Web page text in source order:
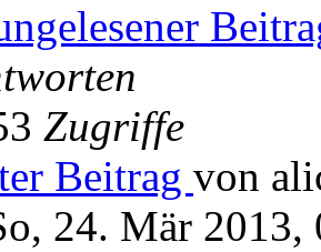
Zugriffe
Beitrag von
24. Mär 2013,